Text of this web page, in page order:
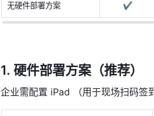
无硬件部署方案 ✔️
硬件部署方案（推荐）
企业需配置 iPad （用于现场扫码签